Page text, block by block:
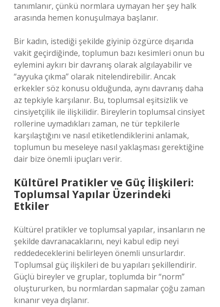
tanımlanır, çünkü normlara uymayan her şey halk
arasında hemen konuşulmaya başlanır.
Bir kadın, istediği şekilde giyinip özgürce dışarıda
vakit geçirdiğinde, toplumun bazı kesimleri onun bu
eylemini aykırı bir davranış olarak algılayabilir ve
“ayyuka çıkma” olarak nitelendirebilir. Ancak
erkekler söz konusu olduğunda, aynı davranış daha
az tepkiyle karşılanır. Bu, toplumsal eşitsizlik ve
cinsiyetçilik ile ilişkilidir. Bireylerin toplumsal cinsiyet
rollerine uymadıkları zaman, ne tür tepkilerle
karşılaştığını ve nasıl etiketlendiklerini anlamak,
toplumun bu meseleye nasıl yaklaşması gerektiğine
dair bize önemli ipuçları verir.
Kültürel Pratikler ve Güç İlişkileri:
Toplumsal Yapılar Üzerindeki
Etkiler
Kültürel pratikler ve toplumsal yapılar, insanların ne
şekilde davranacaklarını, neyi kabul edip neyi
reddedeceklerini belirleyen önemli unsurlardır.
Toplumsal güç ilişkileri de bu yapıları şekillendirir.
Güçlü bireyler ve gruplar, toplumda bir “norm”
oluştururken, bu normlardan sapmalar çoğu zaman
kınanır veya dışlanır.